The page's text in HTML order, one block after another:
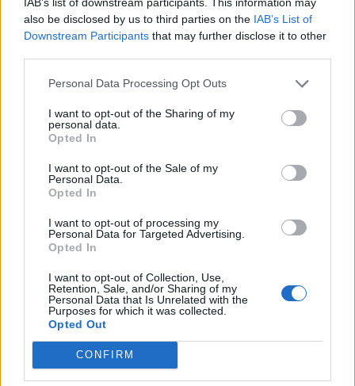
also be disclosed by us to third parties on the IAB’s List of
Downstream Participants that may further disclose it to other
Personal Data Processing Opt Outs
I want to opt-out of the Sharing of my
personal data.
Opted In
I want to opt-out of the Sale of my
Personal Data.
Opted In
I want to opt-out of processing my
Personal Data for Targeted Advertising.
Opted In
I want to opt-out of Collection, Use,
Retention, Sale, and/or Sharing of my
Personal Data that Is Unrelated with the
Purposes for which it was collected.
Opted Out
CONFIRM
Pedig szóltam… – Miért nem hiszünk a
A legidegesítőbb kifejezések laza
gyűjteménye
A világ legismertebb ruhái